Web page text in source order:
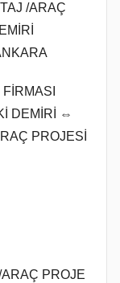
/ARAÇ
DEMİRİ ⇔
PROJESİ
PROJE